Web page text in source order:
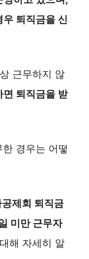
퇴직금을 신
근무하지 않
퇴직금을 받
경우는 어떻
제회 퇴직금
미만 근무자
해 자세히 알